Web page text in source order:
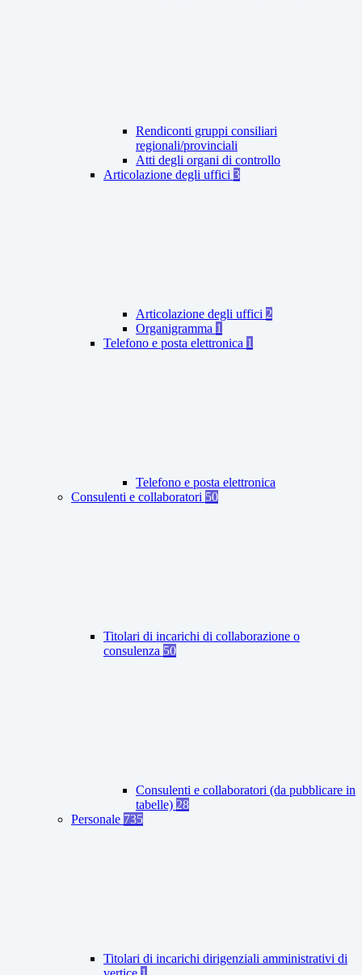
Rendiconti gruppi consiliari
regionali/provinciali
Atti degli organi di controllo
Articolazione degli uffici 3
Articolazione degli uffici 2
Organigramma 1
Telefono e posta elettronica 1
Telefono e posta elettronica
Consulenti e collaboratori 50
Titolari di incarichi di collaborazione o
consulenza 50
Consulenti e collaboratori (da pubblicare in
tabelle) 28
Personale 735
Titolari di incarichi dirigenziali amministrativi di